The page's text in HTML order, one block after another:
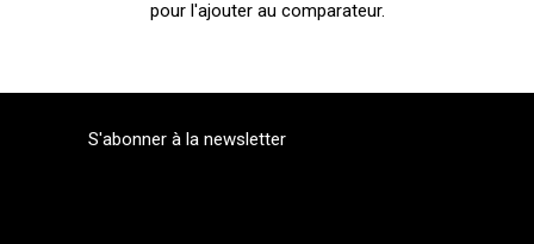
pour l'ajouter au comparateur.
S'abonner à la newsletter